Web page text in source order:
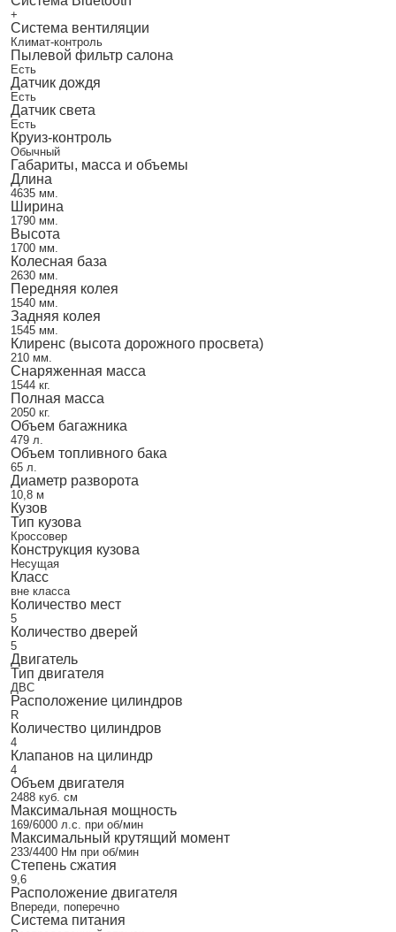
+
Система вентиляции
Климат-контроль
Пылевой фильтр салона
Есть
Датчик дождя
Есть
Датчик света
Есть
Круиз-контроль
Обычный
Габариты, масса и объемы
Длина
4635 мм.
Ширина
1790 мм.
Высота
1700 мм.
Колесная база
2630 мм.
Передняя колея
1540 мм.
Задняя колея
1545 мм.
Клиренс (высота дорожного просвета)
210 мм.
Снаряженная масса
1544 кг.
Полная масса
2050 кг.
Объем багажника
479 л.
Объем топливного бака
65 л.
Диаметр разворота
10,8 м
Кузов
Тип кузова
Кроссовер
Конструкция кузова
Несущая
Класс
вне класса
Количество мест
5
Количество дверей
5
Двигатель
Тип двигателя
ДВС
Расположение цилиндров
R
Количество цилиндров
4
Клапанов на цилиндр
4
Объем двигателя
2488 куб. см
Максимальная мощность
169/6000 л.с. при об/мин
Максимальный крутящий момент
233/4400 Нм при об/мин
Степень сжатия
9,6
Расположение двигателя
Впереди, поперечно
Система питания